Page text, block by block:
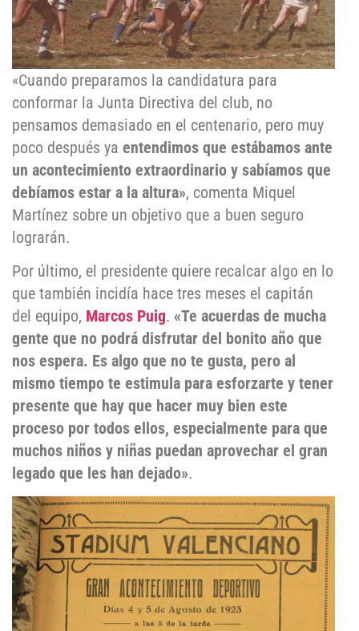
«Cuando preparamos la candidatura para
conformar la Junta Directiva del club, no
pensamos demasiado en el centenario, pero muy
poco después ya entendimos que estábamos ante
un acontecimiento extraordinario y sabíamos que
debíamos estar a la altura», comenta Miquel
Martínez sobre un objetivo que a buen seguro
lograrán.
Por último, el presidente quiere recalcar algo en lo
que también incidía hace tres meses el capitán
del equipo, Marcos Puig. «Te acuerdas de mucha
gente que no podrá disfrutar del bonito año que
nos espera. Es algo que no te gusta, pero al
mismo tiempo te estimula para esforzarte y tener
presente que hay que hacer muy bien este
proceso por todos ellos, especialmente para que
muchos niños y niñas puedan aprovechar el gran
legado que les han dejado».